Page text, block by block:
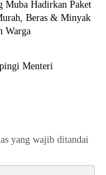
Muba Hadirkan Paket
Beras & Minyak
Warga
Menteri
yang wajib ditandai